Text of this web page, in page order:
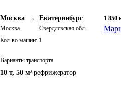
Москва →
Москва
Екатеринбург
Свердловская обл.
1 850
Кол-во машин: 1
Варианты транспорта
10 т, 50 м³ рефрижератор